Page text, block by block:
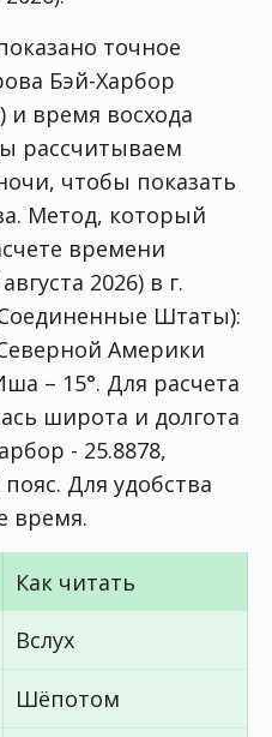
точное
Бэй-Харбор
время восхода
рассчитываем
чтобы показать
Метод, который
времени
2026) в г.
Штаты):
Америки
– 15°. Для расчета
широта и долгота
- 25.8878,
Для удобства
время.
Как читать
Вслух
Шёпотом